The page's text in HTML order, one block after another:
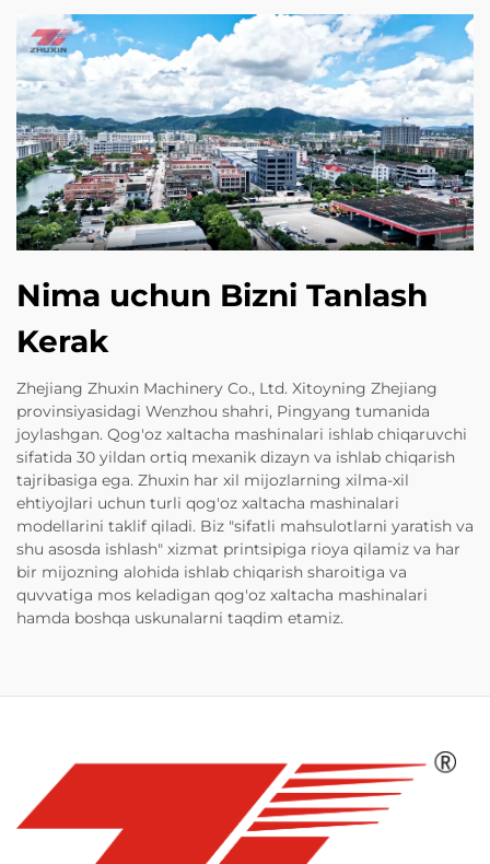
Nima uchun Bizni Tanlash
Kerak
Zhejiang Zhuxin Machinery Co., Ltd. Xitoyning Zhejiang
provinsiyasidagi Wenzhou shahri, Pingyang tumanida
joylashgan. Qog'oz xaltacha mashinalari ishlab chiqaruvchi
sifatida 30 yildan ortiq mexanik dizayn va ishlab chiqarish
tajribasiga ega. Zhuxin har xil mijozlarning xilma-xil
ehtiyojlari uchun turli qog'oz xaltacha mashinalari
modellarini taklif qiladi. Biz "sifatli mahsulotlarni yaratish va
shu asosda ishlash" xizmat printsipiga rioya qilamiz va har
bir mijozning alohida ishlab chiqarish sharoitiga va
quvvatiga mos keladigan qog'oz xaltacha mashinalari
hamda boshqa uskunalarni taqdim etamiz.